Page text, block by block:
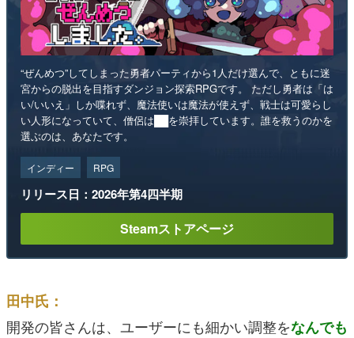
“ぜんめつ”してしまった勇者パーティから1人だけ選んで、ともに迷
宮からの脱出を目指すダンジョン探索RPGです。 ただし勇者は「は
い/いいえ」しか喋れず、魔法使いは魔法が使えず、戦士は可愛らし
い人形になっていて、僧侶は██を崇拝しています。誰を救うのかを
選ぶのは、あなたです。
インディー RPG
リリース日：2026年第4四半期
Steamストアページ
田中氏：
開発の皆さんは、ユーザーにも細かい調整をなんでも